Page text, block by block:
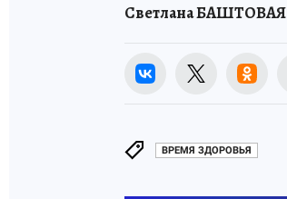
Светлана БАШТОВАЯ
ВРЕМЯ ЗДОРОВЬЯ